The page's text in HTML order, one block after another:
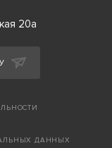
20а
ДАННЫХ